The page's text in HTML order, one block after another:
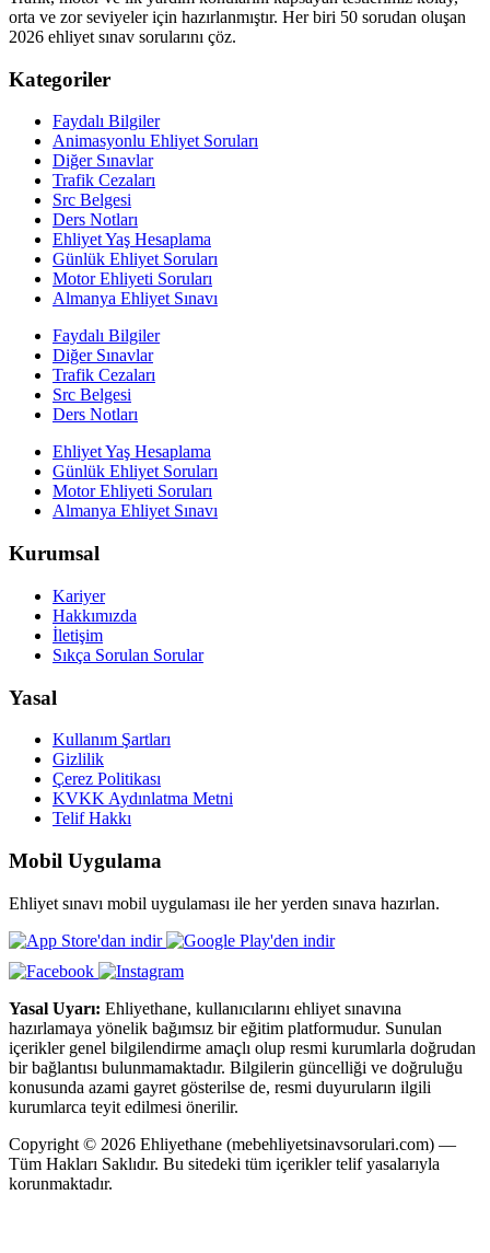
orta ve zor seviyeler için hazırlanmıştır. Her biri 50 sorudan oluşan
2026 ehliyet sınav sorularını çöz.
Kategoriler
Faydalı Bilgiler
Animasyonlu Ehliyet Soruları
Diğer Sınavlar
Trafik Cezaları
Src Belgesi
Ders Notları
Ehliyet Yaş Hesaplama
Günlük Ehliyet Soruları
Motor Ehliyeti Soruları
Almanya Ehliyet Sınavı
Faydalı Bilgiler
Diğer Sınavlar
Trafik Cezaları
Src Belgesi
Ders Notları
Ehliyet Yaş Hesaplama
Günlük Ehliyet Soruları
Motor Ehliyeti Soruları
Almanya Ehliyet Sınavı
Kurumsal
Kariyer
Hakkımızda
İletişim
Sıkça Sorulan Sorular
Yasal
Kullanım Şartları
Gizlilik
Çerez Politikası
KVKK Aydınlatma Metni
Telif Hakkı
Mobil Uygulama
Ehliyet sınavı mobil uygulaması ile her yerden sınava hazırlan.
Yasal Uyarı: Ehliyethane, kullanıcılarını ehliyet sınavına
hazırlamaya yönelik bağımsız bir eğitim platformudur. Sunulan
içerikler genel bilgilendirme amaçlı olup resmi kurumlarla doğrudan
bir bağlantısı bulunmamaktadır. Bilgilerin güncelliği ve doğruluğu
konusunda azami gayret gösterilse de, resmi duyuruların ilgili
kurumlarca teyit edilmesi önerilir.
Copyright © 2026 Ehliyethane (mebehliyetsinavsorulari.com) —
Tüm Hakları Saklıdır. Bu sitedeki tüm içerikler telif yasalarıyla
korunmaktadır.